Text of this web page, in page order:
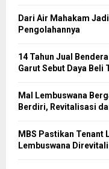
Dari Air Mahakam
Pengolahannya
14 Tahun Jual
Garut Sebut Daya Beli
Mal Lembuswana
Berdiri, Revitalisasi
MBS Pastikan Tenant
Lembuswana